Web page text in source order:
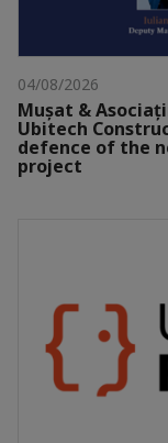
04/08/2026
Mușat &
Ubitech
defence of the
project